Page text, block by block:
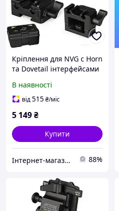
Кріплення для NVG c Horn
та Dovetail інтерфейсами
Norotos CL24-0237
(Чорний)
В наявності
від515₴/міс
5 149₴
Купити
Інтернет-магазин "САДКО" 88%